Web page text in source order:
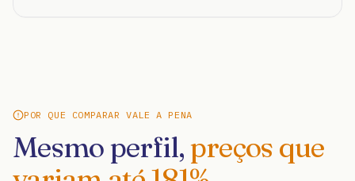
POR QUE COMPARAR VALE A PENA
Mesmo perfil, preços que